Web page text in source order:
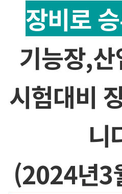
장비로
기능장,
시험대비
니
(2024년3